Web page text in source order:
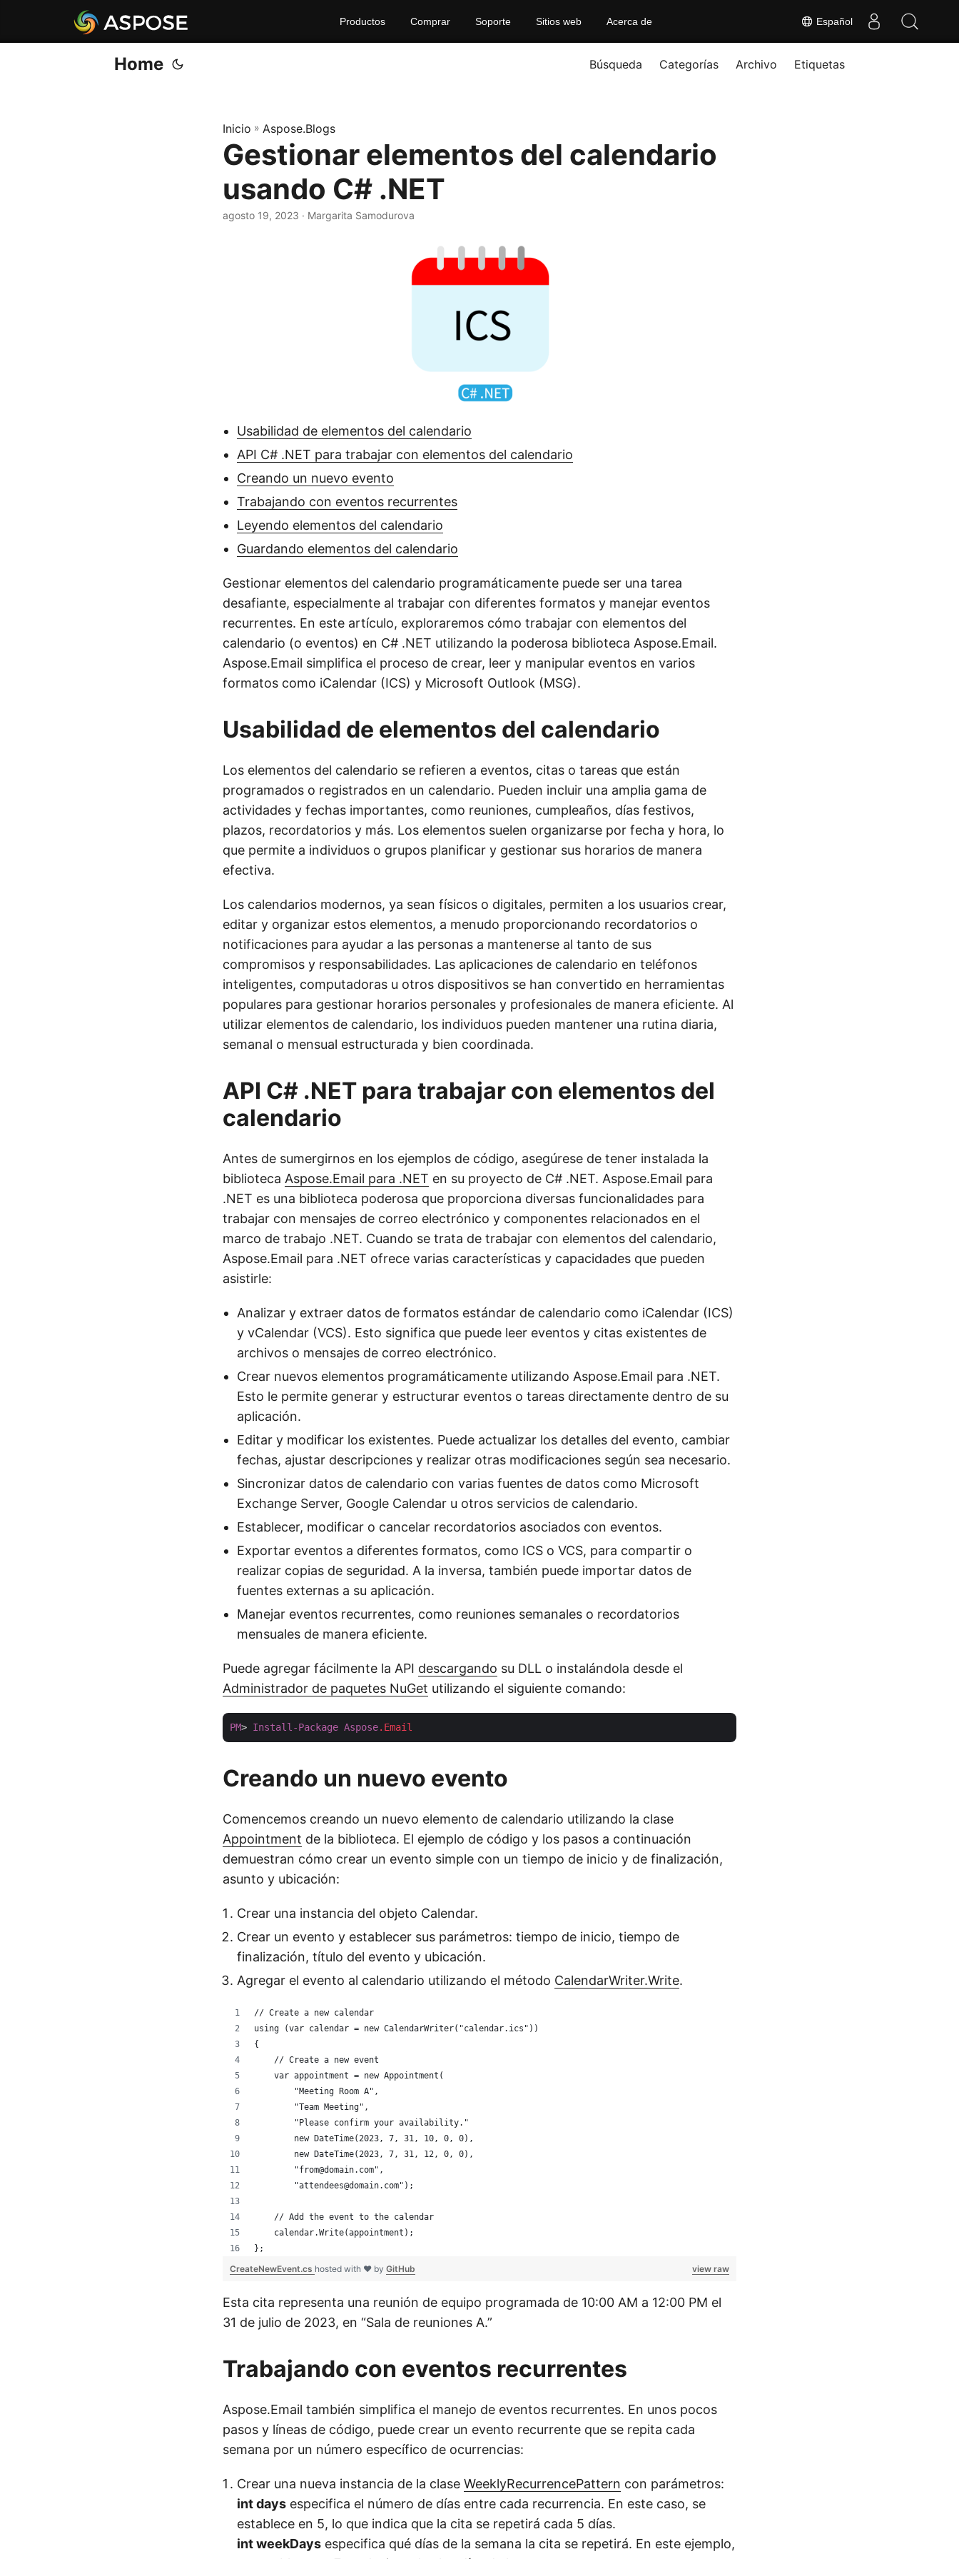
Español
Productos Comprar Soporte Sitios web Acerca de
Home Búsqueda Categorías Archivo Etiquetas
Inicio » Aspose.Blogs
Gestionar elementos del calendario
usando C# .NET
agosto 19, 2023 · Margarita Samodurova
Usabilidad de elementos del calendario
API C# .NET para trabajar con elementos del calendario
Creando un nuevo evento
Trabajando con eventos recurrentes
Leyendo elementos del calendario
Guardando elementos del calendario
Gestionar elementos del calendario programáticamente puede ser una tarea
desafiante, especialmente al trabajar con diferentes formatos y manejar eventos
recurrentes. En este artículo, exploraremos cómo trabajar con elementos del
calendario (o eventos) en C# .NET utilizando la poderosa biblioteca Aspose.Email.
Aspose.Email simplifica el proceso de crear, leer y manipular eventos en varios
formatos como iCalendar (ICS) y Microsoft Outlook (MSG).
Usabilidad de elementos del calendario
Los elementos del calendario se refieren a eventos, citas o tareas que están
programados o registrados en un calendario. Pueden incluir una amplia gama de
actividades y fechas importantes, como reuniones, cumpleaños, días festivos,
plazos, recordatorios y más. Los elementos suelen organizarse por fecha y hora, lo
que permite a individuos o grupos planificar y gestionar sus horarios de manera
efectiva.
Los calendarios modernos, ya sean físicos o digitales, permiten a los usuarios crear,
editar y organizar estos elementos, a menudo proporcionando recordatorios o
notificaciones para ayudar a las personas a mantenerse al tanto de sus
compromisos y responsabilidades. Las aplicaciones de calendario en teléfonos
inteligentes, computadoras u otros dispositivos se han convertido en herramientas
populares para gestionar horarios personales y profesionales de manera eficiente. Al
utilizar elementos de calendario, los individuos pueden mantener una rutina diaria,
semanal o mensual estructurada y bien coordinada.
API C# .NET para trabajar con elementos del
calendario
Antes de sumergirnos en los ejemplos de código, asegúrese de tener instalada la
biblioteca Aspose.Email para .NET en su proyecto de C# .NET. Aspose.Email para
.NET es una biblioteca poderosa que proporciona diversas funcionalidades para
trabajar con mensajes de correo electrónico y componentes relacionados en el
marco de trabajo .NET. Cuando se trata de trabajar con elementos del calendario,
Aspose.Email para .NET ofrece varias características y capacidades que pueden
asistirle:
Analizar y extraer datos de formatos estándar de calendario como iCalendar (ICS)
y vCalendar (VCS). Esto significa que puede leer eventos y citas existentes de
archivos o mensajes de correo electrónico.
Crear nuevos elementos programáticamente utilizando Aspose.Email para .NET.
Esto le permite generar y estructurar eventos o tareas directamente dentro de su
aplicación.
Editar y modificar los existentes. Puede actualizar los detalles del evento, cambiar
fechas, ajustar descripciones y realizar otras modificaciones según sea necesario.
Sincronizar datos de calendario con varias fuentes de datos como Microsoft
Exchange Server, Google Calendar u otros servicios de calendario.
Establecer, modificar o cancelar recordatorios asociados con eventos.
Exportar eventos a diferentes formatos, como ICS o VCS, para compartir o
realizar copias de seguridad. A la inversa, también puede importar datos de
fuentes externas a su aplicación.
Manejar eventos recurrentes, como reuniones semanales o recordatorios
mensuales de manera eficiente.
Puede agregar fácilmente la API descargando su DLL o instalándola desde el
Administrador de paquetes NuGet utilizando el siguiente comando:
PM> Install-Package Aspose.Email
Creando un nuevo evento
Comencemos creando un nuevo elemento de calendario utilizando la clase
Appointment de la biblioteca. El ejemplo de código y los pasos a continuación
demuestran cómo crear un evento simple con un tiempo de inicio y de finalización,
asunto y ubicación:
Crear una instancia del objeto Calendar.
Crear un evento y establecer sus parámetros: tiempo de inicio, tiempo de
finalización, título del evento y ubicación.
Agregar el evento al calendario utilizando el método CalendarWriter.Write.
// Create a new calendar
using (var calendar = new CalendarWriter("calendar.ics"))
{
    // Create a new event
    var appointment = new Appointment(
        "Meeting Room A",
        "Team Meeting",
        "Please confirm your availability."
        new DateTime(2023, 7, 31, 10, 0, 0),
        new DateTime(2023, 7, 31, 12, 0, 0),
        "from@domain.com",
        "attendees@domain.com");
    // Add the event to the calendar
    calendar.Write(appointment);
};
view raw
CreateNewEvent.cs hosted with ❤ by GitHub
Esta cita representa una reunión de equipo programada de 10:00 AM a 12:00 PM el
31 de julio de 2023, en “Sala de reuniones A.”
Trabajando con eventos recurrentes
Aspose.Email también simplifica el manejo de eventos recurrentes. En unos pocos
pasos y líneas de código, puede crear un evento recurrente que se repita cada
semana por un número específico de ocurrencias:
Crear una nueva instancia de la clase WeeklyRecurrencePattern con parámetros:
int days especifica el número de días entre cada recurrencia. En este caso, se
establece en 5, lo que indica que la cita se repetirá cada 5 días.
int weekDays especifica qué días de la semana la cita se repetirá. En este ejemplo,